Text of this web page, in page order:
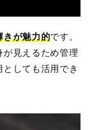
きが魅力的です。
見えるため管理
しても活用でき